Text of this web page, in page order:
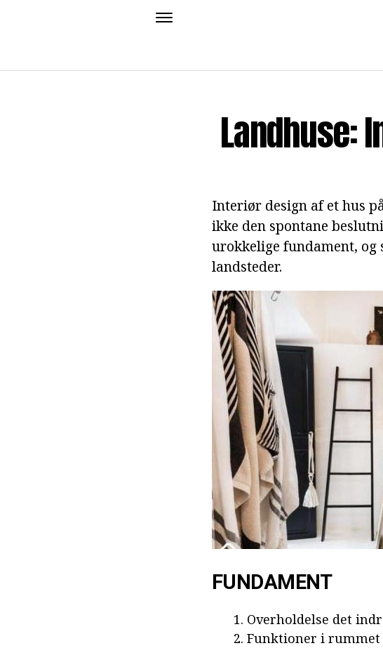
Landhuse:
Interiør design af et hus
ikke den spontane
urokkelige fundament,
landsteder.
FUNDAMENT
Overholdelse det
Funktioner i rummet